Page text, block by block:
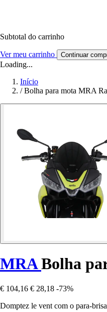
Subtotal do carrinho
Ver meu carrinho Continuar
Loading...
Início
/ Bolha para mota MRA
MRABolha
€ 104,16 € 28,18 -73%
Domptez le vent com o para-